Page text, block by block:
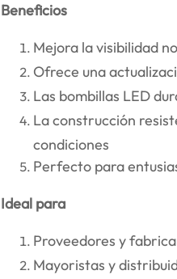
Beneficios
Mejora la visibilidad
Ofrece una
Las bombillas LED
La construcción
condiciones
Perfecto para
Ideal para
Proveedores y
Mayoristas y